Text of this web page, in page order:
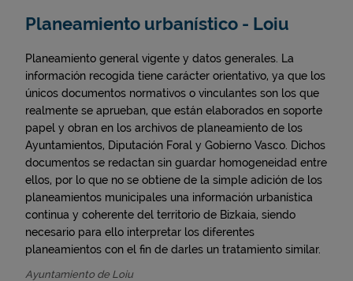
Planeamiento urbanístico - Loiu
Planeamiento general vigente y datos generales. La
información recogida tiene carácter orientativo, ya que los
únicos documentos normativos o vinculantes son los que
realmente se aprueban, que están elaborados en soporte
papel y obran en los archivos de planeamiento de los
Ayuntamientos, Diputación Foral y Gobierno Vasco. Dichos
documentos se redactan sin guardar homogeneidad entre
ellos, por lo que no se obtiene de la simple adición de los
planeamientos municipales una información urbanística
continua y coherente del territorio de Bizkaia, siendo
necesario para ello interpretar los diferentes
planeamientos con el fin de darles un tratamiento similar.
Ayuntamiento de Loiu